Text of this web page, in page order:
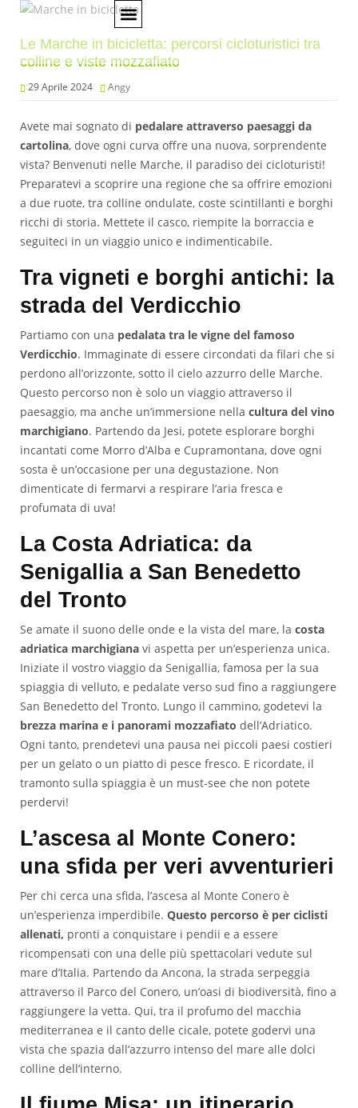
Le Marche in bicicletta: percorsi cicloturistici tra
colline e viste mozzafiato
29 Aprile 2024 Angy
Avete mai sognato di pedalare attraverso paesaggi da
cartolina, dove ogni curva offre una nuova, sorprendente
vista? Benvenuti nelle Marche, il paradiso dei cicloturisti!
Preparatevi a scoprire una regione che sa offrire emozioni
a due ruote, tra colline ondulate, coste scintillanti e borghi
ricchi di storia. Mettete il casco, riempite la borraccia e
seguiteci in un viaggio unico e indimenticabile.
Tra vigneti e borghi antichi: la
strada del Verdicchio
Partiamo con una pedalata tra le vigne del famoso
Verdicchio. Immaginate di essere circondati da filari che si
perdono all’orizzonte, sotto il cielo azzurro delle Marche.
Questo percorso non è solo un viaggio attraverso il
paesaggio, ma anche un’immersione nella cultura del vino
marchigiano. Partendo da Jesi, potete esplorare borghi
incantati come Morro d’Alba e Cupramontana, dove ogni
sosta è un’occasione per una degustazione. Non
dimenticate di fermarvi a respirare l’aria fresca e
profumata di uva!
La Costa Adriatica: da
Senigallia a San Benedetto
del Tronto
Se amate il suono delle onde e la vista del mare, la costa
adriatica marchigiana vi aspetta per un’esperienza unica.
Iniziate il vostro viaggio da Senigallia, famosa per la sua
spiaggia di velluto, e pedalate verso sud fino a raggiungere
San Benedetto del Tronto. Lungo il cammino, godetevi la
brezza marina e i panorami mozzafiato dell’Adriatico.
Ogni tanto, prendetevi una pausa nei piccoli paesi costieri
per un gelato o un piatto di pesce fresco. E ricordate, il
tramonto sulla spiaggia è un must-see che non potete
perdervi!
L’ascesa al Monte Conero:
una sfida per veri avventurieri
Per chi cerca una sfida, l’ascesa al Monte Conero è
un’esperienza imperdibile. Questo percorso è per ciclisti
allenati, pronti a conquistare i pendii e a essere
ricompensati con una delle più spettacolari vedute sul
mare d’Italia. Partendo da Ancona, la strada serpeggia
attraverso il Parco del Conero, un’oasi di biodiversità, fino a
raggiungere la vetta. Qui, tra il profumo del macchia
mediterranea e il canto delle cicale, potete godervi una
vista che spazia dall’azzurro intenso del mare alle dolci
colline dell’interno.